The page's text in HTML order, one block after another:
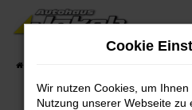
Zum
Hauptinhalt
Cookie
Wir nutzen Cookies, um
Nutzung unserer Webseite